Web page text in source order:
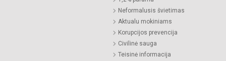
Neformalusis švietimas
Aktualu mokiniams
Korupcijos prevencija
Civilinė sauga
Teisinė informacija